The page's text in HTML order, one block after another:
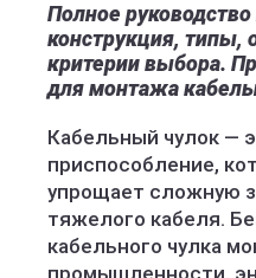
Полное
конструкция, типы,
критерии выбора.
для монтажа
Кабельный чулок —
приспособление,
упрощает сложную
тяжелого кабеля.
кабельного чулка
промышленности,